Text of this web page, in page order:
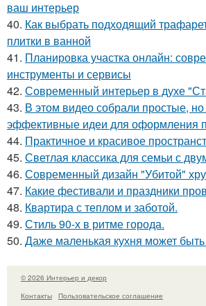
ваш интерьер
40. Как выбрать подходящий
плитки в ванной
41. Планировка участка онлайн:
инструменты и сервисы
42. Современный интерьер в духе
43. В этом видео собрали простые,
эффективные идеи для оформления
44. Практичное и красивое
45. Светлая классика для семьи с
46. Современный дизайн "Убитой"
47. Какие фестивали и праздники
48. Квартира с теплом и заботой.
49. Стиль 90-х в ритме города.
50. Даже маленькая кухня может
© 2026 Интерьер и декор
Контакты
Пользовательское соглашение